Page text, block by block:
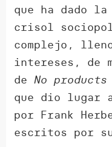
que ha dado
crisol
complejo,
intereses, de
deNo products
que dio lugar
por Frank
escritos por